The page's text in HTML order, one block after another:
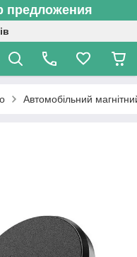
предложения
Автомобільний